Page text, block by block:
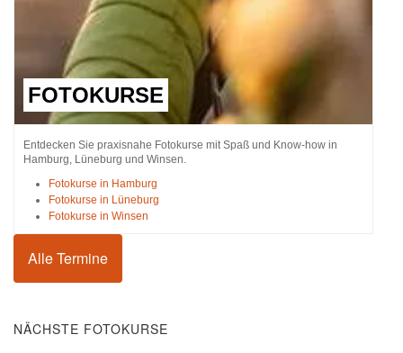
FOTOKURSE
Entdecken Sie praxisnahe Fotokurse mit Spaß und Know-how in
Hamburg, Lüneburg und Winsen.
Fotokurse in Hamburg
Fotokurse in Lüneburg
Fotokurse in Winsen
Alle Termine
NÄCHSTE FOTOKURSE